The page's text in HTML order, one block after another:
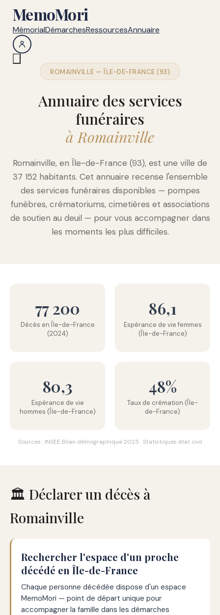
MemoMori
MémorialDémarchesRessourcesAnnuaire
ROMAINVILLE — ÎLE-DE-FRANCE (93)
Annuaire des services
funéraires
à Romainville
Romainville, en Île-de-France (93), est une ville de
37 152 habitants. Cet annuaire recense l'ensemble
des services funéraires disponibles — pompes
funèbres, crématoriums, cimetières et associations
de soutien au deuil — pour vous accompagner dans
les moments les plus difficiles.
77 200
Décès en Île-de-France
(2024)
86,1
Espérance de vie femmes
(Île-de-France)
80,3
Espérance de vie
hommes (Île-de-France)
48%
Taux de crémation (Île-
de-France)
Sources : INSEE Bilan démographique 2025 · Statistiques état civil
🏛️ Déclarer un décès à
Romainville
Rechercher l'espace d'un proche
décédé en Île-de-France
Chaque personne décédée dispose d'un espace
MemoMori — point de départ unique pour
accompagner la famille dans les démarches